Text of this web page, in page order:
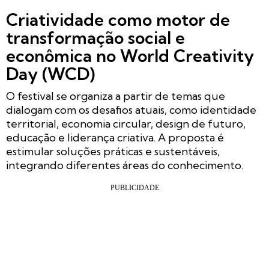
Criatividade como motor de
transformação social e
econômica no World Creativity
Day (WCD)
O festival se organiza a partir de temas que
dialogam com os desafios atuais, como identidade
territorial, economia circular, design de futuro,
educação e liderança criativa. A proposta é
estimular soluções práticas e sustentáveis,
integrando diferentes áreas do conhecimento.